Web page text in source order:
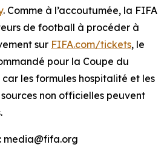
. Comme à l’accoutumée, la FIFA
de football à procéder à
sur FIFA.com/tickets, le
pour la Coupe du
les formules hospitalité et les
non officielles peuvent
media@fifa.org